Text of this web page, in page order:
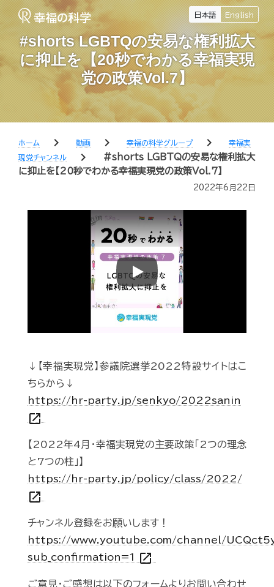
日本語 English
#shorts LGBTQの安易な権利拡大
に抑止を【20秒でわかる幸福実現
党の政策Vol.7】
ホーム chevron_right 動画 chevron_right 幸福の科学グループ chevron_right
幸福実
現党チャンネル
chevron_right
#shorts LGBTQの安易な権利拡大
に抑止を【20秒でわかる幸福実現党の政策Vol.7】
2022年6月22日
Play
↓【幸福実現党】参議院選挙2022特設サイトはこ
ちらから↓
https://hr-party.jp/senkyo/2022sanin
open_in_new
【2022年4月・幸福実現党の主要政策「2つの理念
と7つの柱」】
https://hr-party.jp/policy/class/2022/
open_in_new
チャンネル登録をお願いします！
https://www.youtube.com/channel/
sub_confirmation=1 open_in_new
ご意見・ご感想は以下のフォームよりお問い合わせ